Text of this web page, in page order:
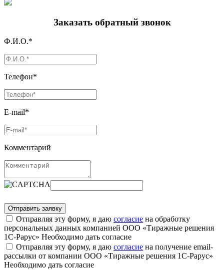
Заказать обратный звонок
Ф.И.О.*
Телефон*
E-mail*
Комментарий
Отправляя эту форму, я даю согласие на обработку
персональных данных компанией ООО «Тиражные решения
1С-Рарус» Необходимо дать согласие
Отправляя эту форму, я даю согласие на получение email-
рассылки от компании ООО «Тиражные решения 1С-Рарус»
Необходимо дать согласие